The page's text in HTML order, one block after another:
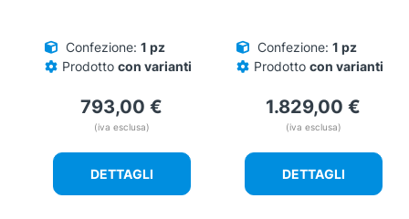
Confezione: 1 pz
Prodotto con varianti
793,00 €
(iva esclusa)
DETTAGLI
Confezione: 1 pz
Prodotto con varianti
1.829,00 €
(iva esclusa)
DETTAGLI